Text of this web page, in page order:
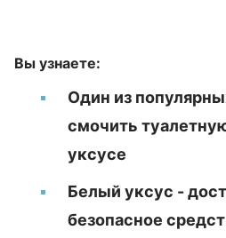
Вы узнаете:
Один из
смочить
уксусе
Белый уксус -
безопасное